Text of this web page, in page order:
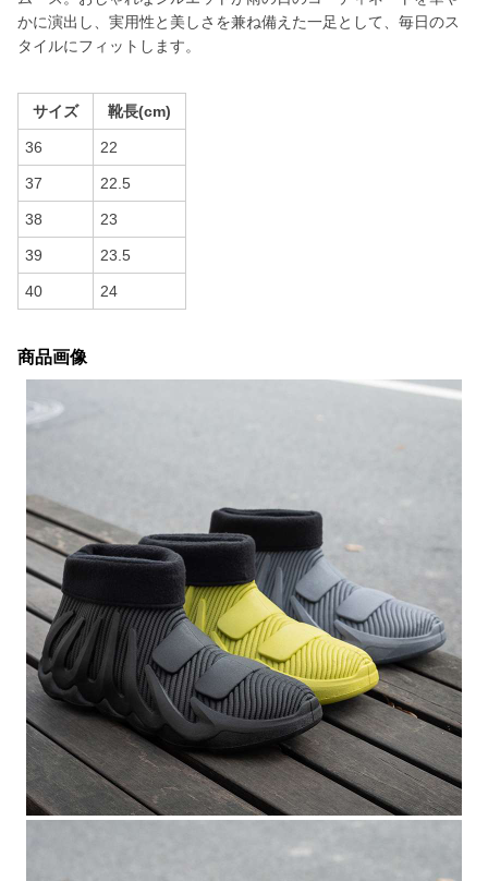
かに演出し、実用性と美しさを兼ね備えた一足として、毎日のス
タイルにフィットします。
サイズ 靴長(cm)
36 22
37 22.5
38 23
39 23.5
40 24
商品画像